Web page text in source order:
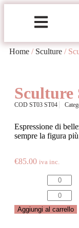
Home / Sculture /
Sculture
COD ST03 ST04
Espressione di
sempre la figura
€85.00 iva inc.
Aggiungi al carrello